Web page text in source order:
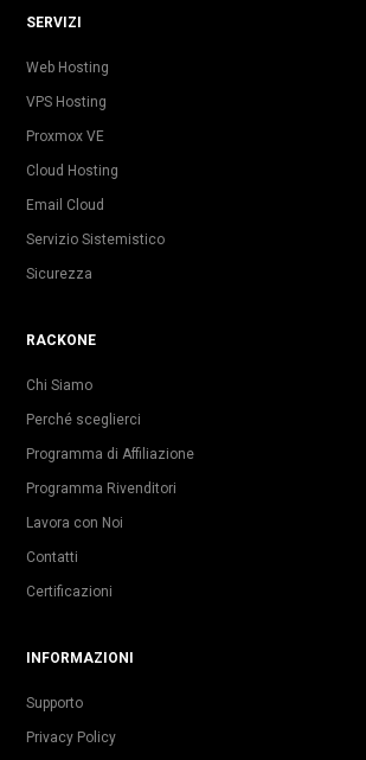
SERVIZI
Web Hosting
VPS Hosting
Proxmox VE
Cloud Hosting
Email Cloud
Servizio Sistemistico
Sicurezza
RACKONE
Chi Siamo
Perché sceglierci
Programma di Affiliazione
Programma Rivenditori
Lavora con Noi
Contatti
Certificazioni
INFORMAZIONI
Supporto
Privacy Policy